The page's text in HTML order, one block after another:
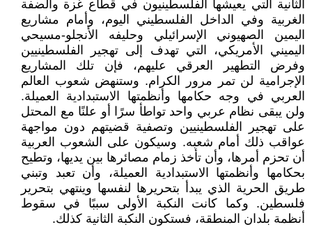
الثانية التي يعيشها الفلسطينيون في قطاع غزة والضفة
الغربية وفي الداخل الفلسطيني اليوم، وأمام مشاريع
اليمين الصهيوني الإسرائيلي وحليفه الأنجلو-مسيحي
اليميني الأمريكي، التي تهدف إلى تهجير الفلسطينيين
وفرض التطهير العرقي عليهم، فإن تلك المشاريع
الإجرامية لن تمر مرور الكرام. وستنهض شعوب العالم
العربي في وجه حكامها وأنظمتها الاستبدادية العميلة.
ولن يبقى نظام عربي واحد تواطأ سرًا أو علنًا مع المحتل
على تهجير الفلسطينيين وتصفية قضيتهم دون مواجهة
عواقب ذلك أمام شعبه. وسيكون على الشعوب العربية
أن تحزم أمرها، وأن تأخذ زمام مصائرها بين يديها، وتطيح
بحكامها وأنظمتها الاستبدادية العميلة، وأن تعبد وتبني
طريق الحرية الذي يبدأ بتحريرها لنفسها وينتهي بتحرير
فلسطين. وكما كانت النكبة الأولى سببًا في سقوط
أنظمة بلدان المنطقة، فستكون النكبة الثانية كذلك.